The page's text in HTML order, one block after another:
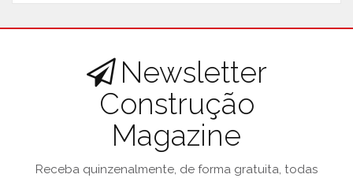
Newsletter
Construção
Magazine
Receba quinzenalmente, de forma gratuita, todas